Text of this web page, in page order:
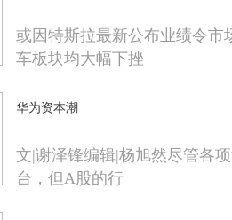
或因特斯拉最新公布业绩令市
车板块均大幅下挫
华为资本潮
文|谢泽锋编辑|杨旭然尽管各
台，但A股的行